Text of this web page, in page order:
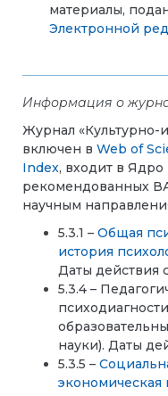
материалы,
Электронной
Информация о
Журнал «Культурно-
включен в Web of
Index, входит в
рекомендованных
научным
5.3.1 – Общая
история
Даты действия
5.3.4 –
науки). Даты
5.3.5 –
экономическая